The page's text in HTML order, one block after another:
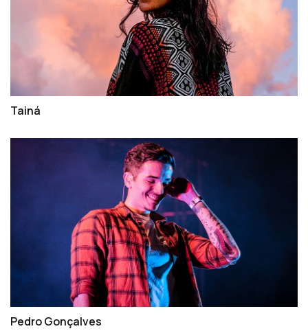
Tainá
Pedro Gonçalves